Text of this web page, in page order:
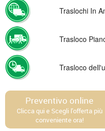
Traslochi In
Trasloco
Trasloco
Preventivo online
Clicca qui e Scegli l'offerta più
conveniente ora!